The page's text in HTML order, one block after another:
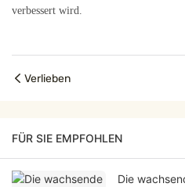
verbessert wird.
Verlieben
FÜR SIE EMPFOHLEN
Die